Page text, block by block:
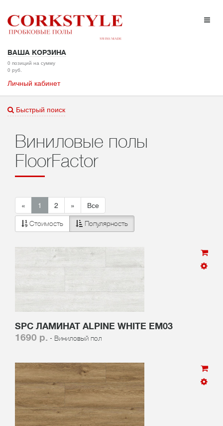
ВАША КОРЗИНА
0 позиций на сумму
0 руб.
Личный кабинет
Быстрый поиск
Виниловые полы
FloorFactor
« 1 2 » Все
Стоимость Популярность
SPC ЛАМИНАТ ALPINE WHITE EM03
1690 р. - Виниловый пол